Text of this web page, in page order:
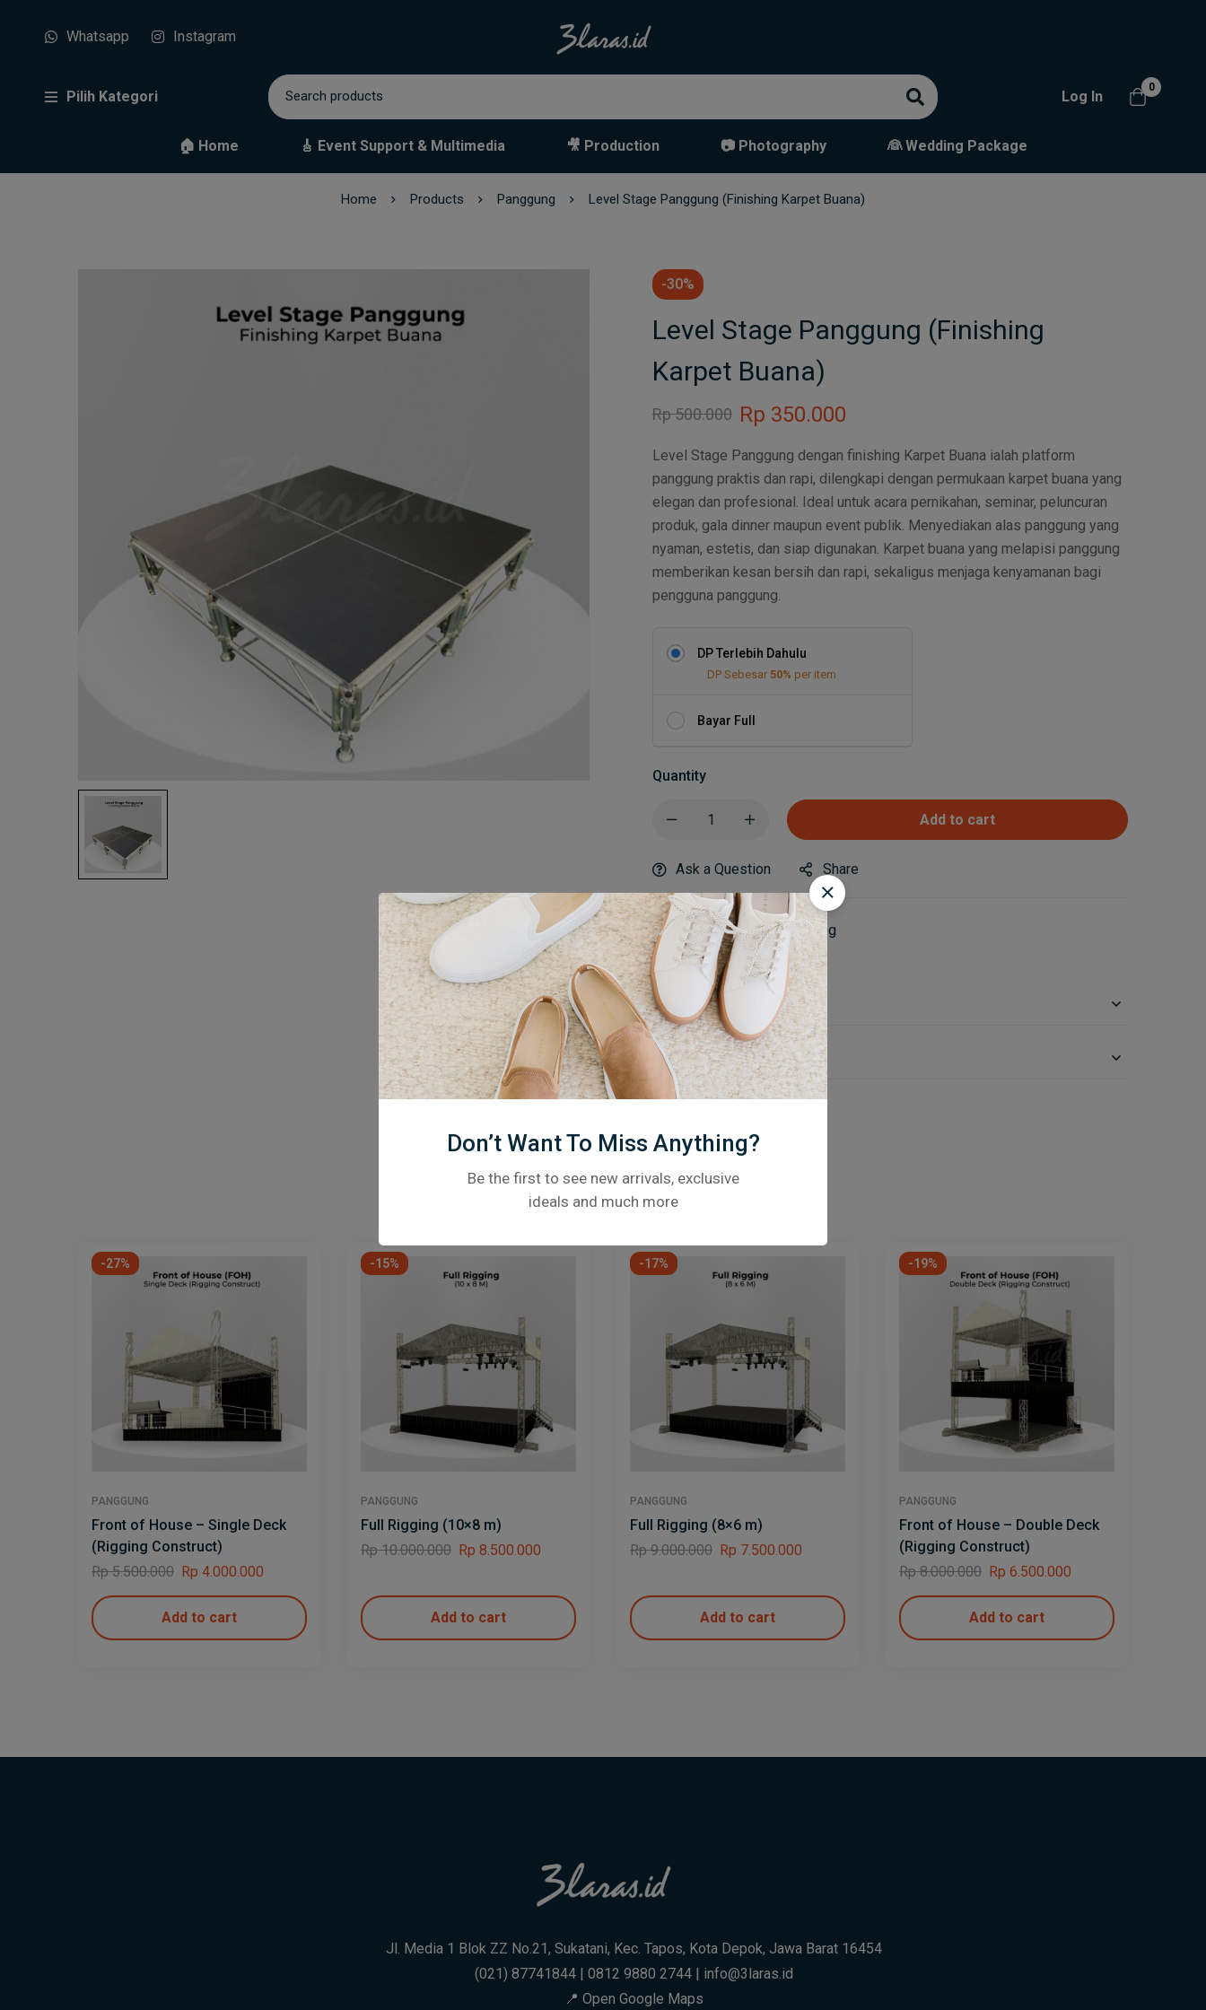
Pilih Kategori Log In
0
Whatsapp Instagram
🏠 Home 🎸 Event Support & Multimedia 🎥 Production 📷 Photography 👰 Wedding Package
Home Products Panggung Level Stage Panggung (Finishing Karpet Buana)
-30%
Level Stage Panggung (Finishing
Karpet Buana)
Rp500.000 Rp 350.000
Level Stage Panggung dengan finishing Karpet Buana ialah platform
panggung praktis dan rapi, dilengkapi dengan permukaan karpet buana yang
elegan dan profesional. Ideal untuk acara pernikahan, seminar, peluncuran
produk, gala dinner maupun event publik. Menyediakan alas panggung yang
nyaman, estetis, dan siap digunakan. Karpet buana yang melapisi panggung
memberikan kesan bersih dan rapi, sekaligus menjaga kenyamanan bagi
pengguna panggung.
DP Terlebih Dahulu
DP Sebesar 50% per item
Bayar Full
Quantity
Add to cart
Ask a Question Share
Category: Panggung
Description
Additional Information
Related products
-27%
PANGGUNG
Front of House – Single Deck
(Rigging Construct)
Rp5.500.000 Rp 4.000.000
Add to cart
-15%
PANGGUNG
Full Rigging (10×8 m)
Rp10.000.000 Rp 8.500.000
Add to cart
-17%
PANGGUNG
Full Rigging (8×6 m)
Rp9.000.000 Rp 7.500.000
Add to cart
-19%
PANGGUNG
Front of House – Double Deck
(Rigging Construct)
Rp8.000.000 Rp 6.500.000
Add to cart
Jl. Media 1 Blok ZZ No.21, Sukatani, Kec. Tapos, Kota Depok, Jawa Barat 16454
(021) 87741844 | 0812 9880 2744 | info@3laras.id
📍 Open Google Maps
Don’t Want To Miss Anything?
Be the first to see new arrivals, exclusive
ideals and much more